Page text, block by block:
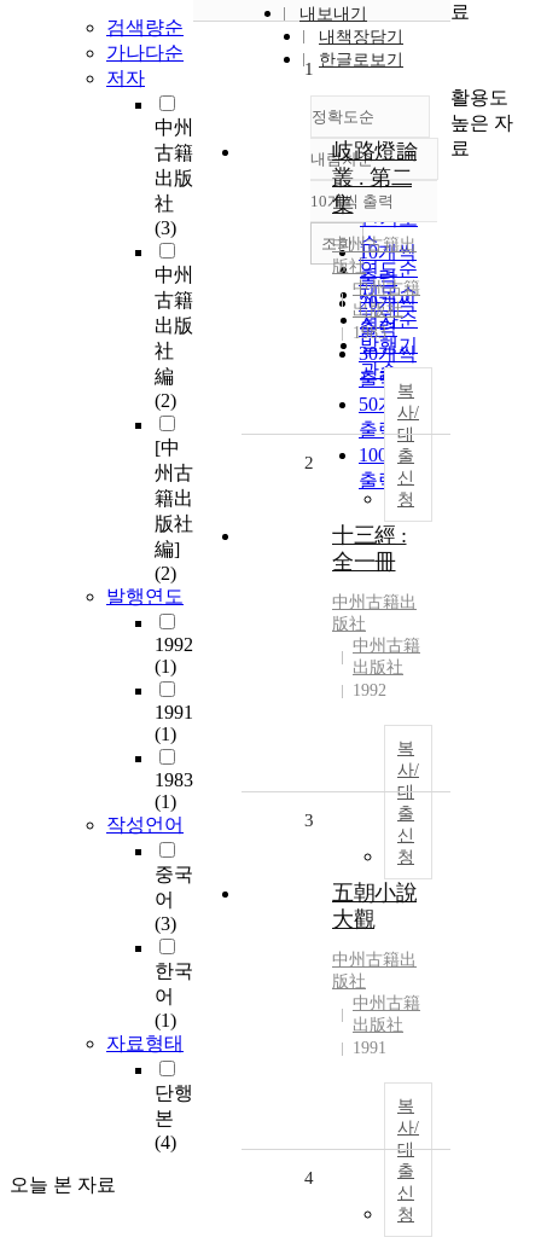
검색량순
가나다순
저자
中州
古籍
出版
社
(3)
中州
古籍
出版
社
編
(2)
[中
州古
籍出
版社
編]
(2)
발행연도
1992
(1)
1991
(1)
1983
(1)
작성언어
중국
어
(3)
한국
어
(1)
자료형태
단행
본
(4)
오늘 본 자료
내보내기
내책장담기
한글로보기
정확도순
정확도
순
인기도
순
연도순
제목순
저자순
발행기
관순
내림차순
내림차순
10개씩 출력
10개씩
출력
20개씩
출력
30개씩
출력
50개씩
출력
100개씩
출력
조회
1
岐路燈論
叢 . 第二
集
中州古籍出
版社
中州古籍
出版社
1983
복
사/
대
출
신
청
2
十三經 :
全一冊
中州古籍出
版社
中州古籍
出版社
1992
복
사/
대
출
신
청
3
五朝小說
大觀
中州古籍出
版社
中州古籍
出版社
1991
복
사/
대
출
신
청
4
료
활용도
높은 자
료